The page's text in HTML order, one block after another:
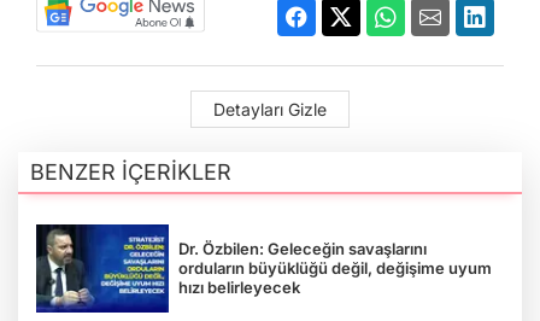
Detayları Gizle
BENZER İÇERİKLER
Dr. Özbilen: Geleceğin savaşlarını
orduların büyüklüğü değil, değişime uyum
hızı belirleyecek